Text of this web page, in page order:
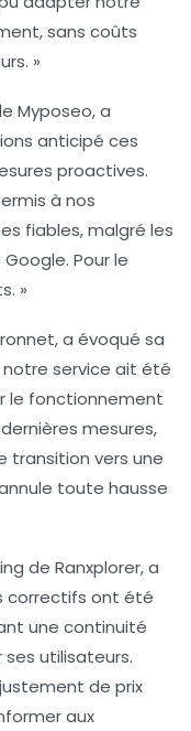
sans coûts
»
Myposeo, a
anticipé ces
proactives.
à nos
fiables, malgré les
Pour le
»
, a évoqué sa
notre service ait été
le fonctionnement
mesures,
transition vers une
toute hausse
de Ranxplorer, a
correctifs ont été
une continuité
utilisateurs.
de prix
aux